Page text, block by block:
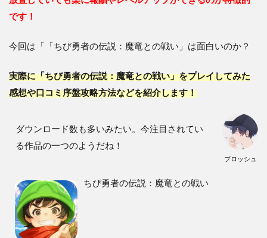
です！
今回は「「ちび勇者の伝説：魔竜との戦い」は面白いのか？
実際に「ちび勇者の伝説：魔竜との戦い」をプレイしてみた
感想や口コミ序盤攻略方法などを紹介します！
ブロッシュ
ダウンロード数も多いみたい。今注目されてい
る作品の一つのようだね！
ちび勇者の伝説：魔竜との戦い